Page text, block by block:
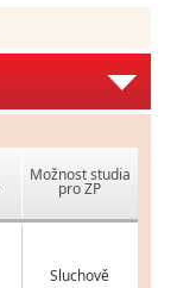
Možnost studia
pro ZP
Sluchově